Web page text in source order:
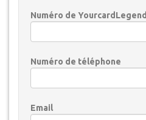
Numéro de YourcardLegend
Numéro de téléphone
Email